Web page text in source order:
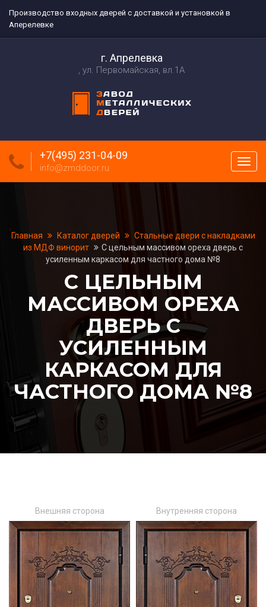
Производство входных дверей с доставкой и установкой в
Аперелевке
г. Апрелевка
ул. Первомайская, вл.1А
меню
+7(495) 231-04-09
info@zmddoor.ru
Главная Каталог дверей
Стальные двери с накладками
из МДФ винорит
С цельным массивом ореха дверь с
усиленным каркасом для частного дома №8
С ЦЕЛЬНЫМ
МАССИВОМ ОРЕХА
ДВЕРЬ С
УСИЛЕННЫМ
КАРКАСОМ ДЛЯ
ЧАСТНОГО ДОМА №8
Внешняя сторона Внутренняя сторона